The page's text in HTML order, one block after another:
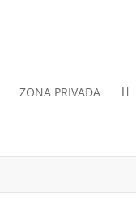
ZONA PRIVADA